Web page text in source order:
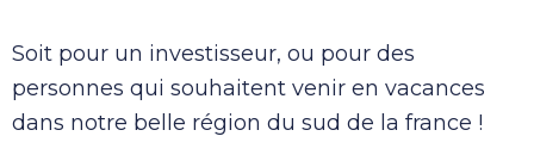
Soit pour un investisseur, ou pour des
personnes qui souhaitent venir en vacances
dans notre belle région du sud de la france !